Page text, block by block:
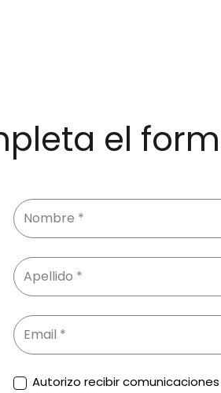
el
Autorizo recibir